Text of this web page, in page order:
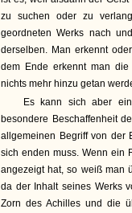
zu suchen oder zu
geordneten Werks nach
derselben. Man erkennt
dem Ende erkennt man
nichts mehr hinzu getan
Es kann sich aber
besondere Beschaffenheit
allgemeinen Begriff von der
sich enden muss. Wenn ein
angezeigt hat, so weiß man
da der Inhalt seines Werks
Zorn des Achilles und die